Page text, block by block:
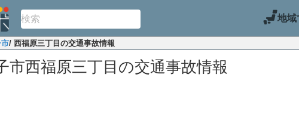
地域
/ 西福原三丁目の交通事故情報
市西福原三丁目の交通事故情報